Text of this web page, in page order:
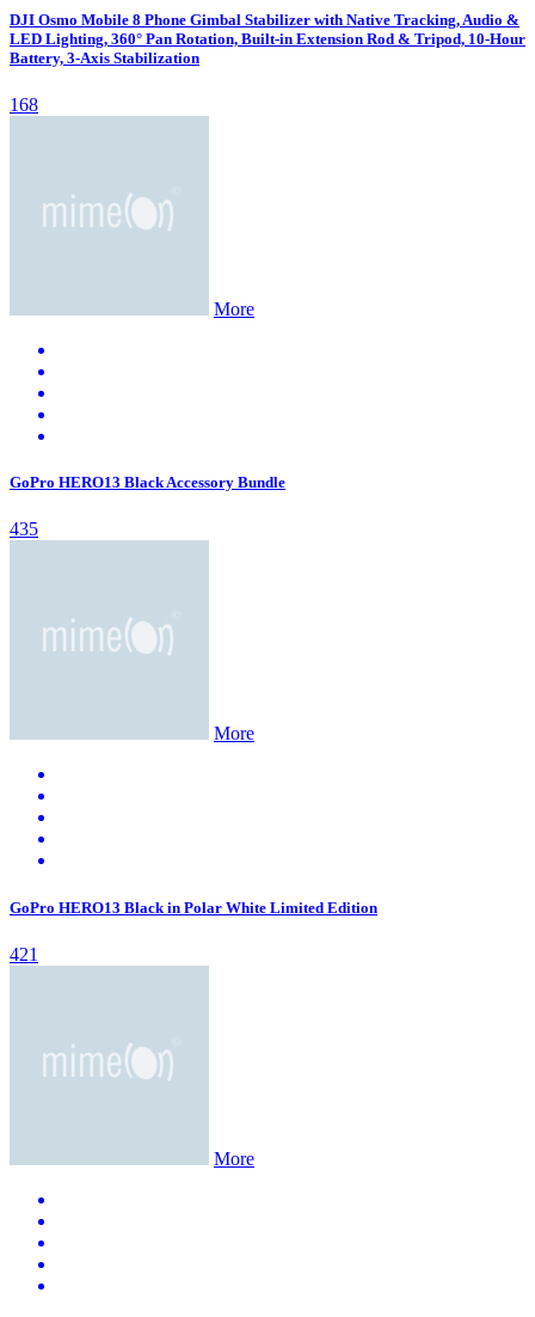
DJI Osmo Mobile 8 Phone Gimbal Stabilizer with Native Tracking, Audio &
LED Lighting, 360° Pan Rotation, Built-in Extension Rod & Tripod, 10-Hour
Battery, 3-Axis Stabilization
168
More
GoPro HERO13 Black Accessory Bundle
435
More
GoPro HERO13 Black in Polar White Limited Edition
421
More